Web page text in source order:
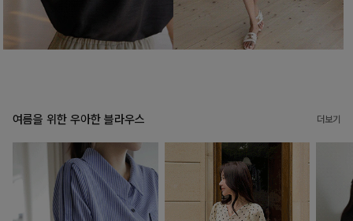
여름을 위한 우아한 블라우스 더보기